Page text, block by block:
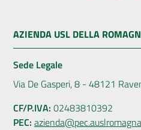
AZIENDA USL DELLA
Sede Legale
Via De Gasperi, 8 - 48121
CF/P.IVA: 02483810392
PEC: